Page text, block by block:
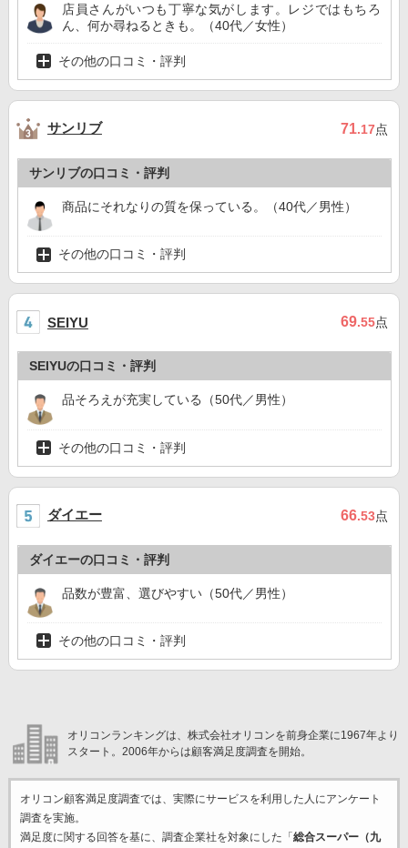
店員さんがいつも丁寧な気がします。レジではもちろ
ん、何か尋ねるときも。（40代／女性）
その他の口コミ・評判
サンリブ 71.17点
サンリブの口コミ・評判
商品にそれなりの質を保っている。（40代／男性）
その他の口コミ・評判
SEIYU 69.55点
SEIYUの口コミ・評判
品そろえが充実している（50代／男性）
その他の口コミ・評判
ダイエー 66.53点
ダイエーの口コミ・評判
品数が豊富、選びやすい（50代／男性）
その他の口コミ・評判
オリコンランキングは、株式会社オリコンを前身企業に1967年より
スタート。2006年からは顧客満足度調査を開始。
オリコン顧客満足度調査では、実際にサービスを利用した 人にアンケート
調査を実施。
満足度に関する回答を基に、調査企業社を対象にした「 総合スーパー（九